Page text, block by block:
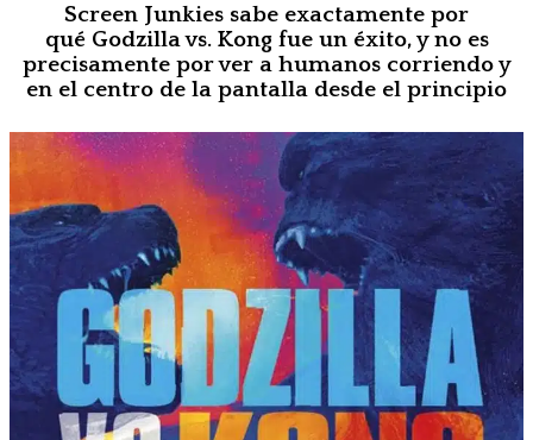
Screen Junkies sabe exactamente por
qué Godzilla vs. Kong fue un éxito, y no es
precisamente por ver a humanos corriendo y
en el centro de la pantalla desde el principio